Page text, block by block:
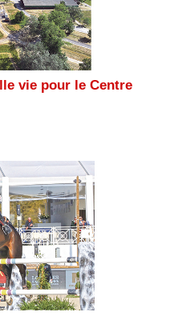
vie pour le Centre